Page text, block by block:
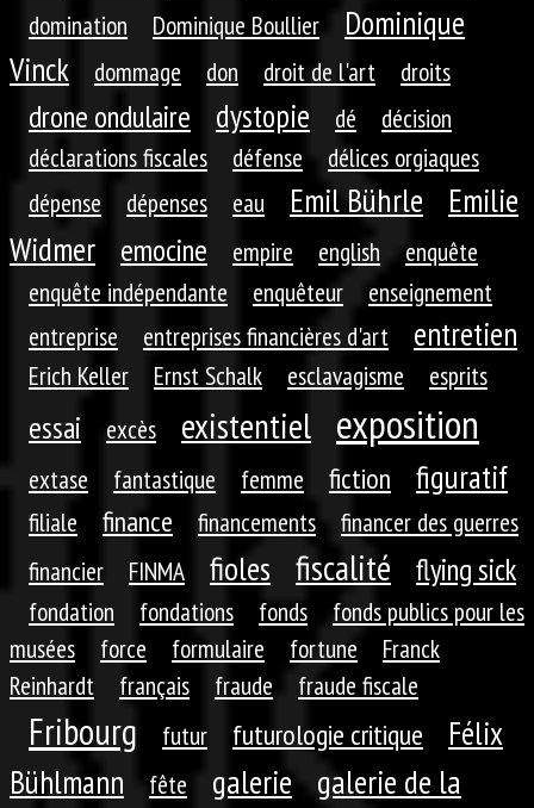
domination
Dominique Boullier
Dominique
Vinck
dommage don droit de l'art droits
drone ondulaire dystopie dé
décision
déclarations fiscales
défense
délices orgiaques
dépense
dépenses eau Emil Bührle
Emilie
Widmer
emocine empire english
enquête
enquête indépendante
enquêteur
enseignement
entreprise
entreprises financières d'art entretien
Erich Keller Ernst Schalk esclavagisme esprits
essai excès existentiel exposition
extase fantastique femme fiction figuratif
filiale finance financements
financer des guerres
financier
FINMA fioles fiscalité flying sick
fondation fondations fonds
fonds publics pour les
musées
force formulaire fortune
Franck
Reinhardt
français fraude fraude fiscale
Fribourg futur futurologie critique
Félix
Bühlmann
fête galerie
galerie de la